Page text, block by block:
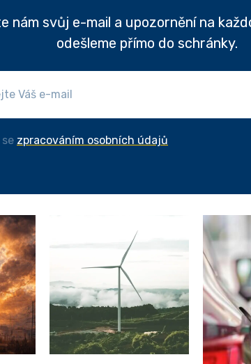
nám svůj e-mail a upozornění na
odešleme přímo do schránky.
zpracováním osobních údajů